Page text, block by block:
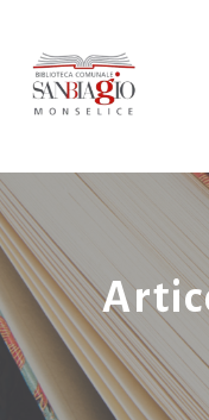
contenuto